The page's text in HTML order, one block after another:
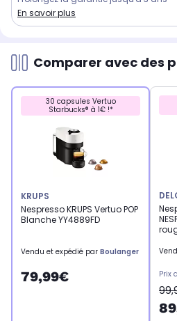
En savoir plus
Comparer avec des
30 capsules Vertuo
Starbucks® à 1€ !*
KRUPS
Nespresso KRUPS Vertuo POP
Blanche YY4889FD
Vendu et expédié par Boulanger
79,99€ Prix